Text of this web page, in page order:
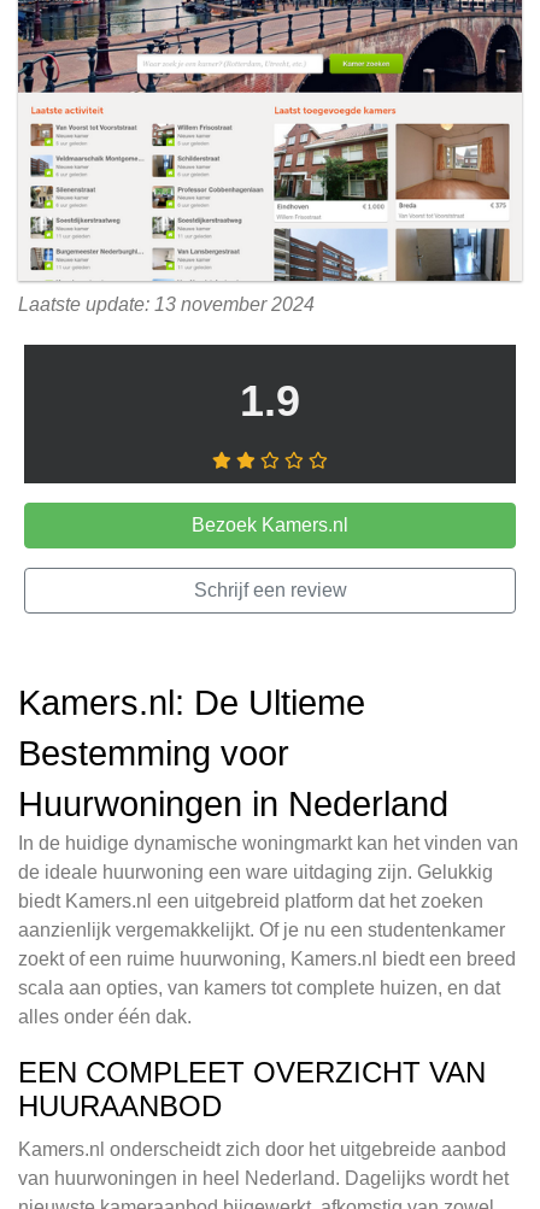
Laatste update: 13 november 2024
1.9
Bezoek Kamers.nl
Schrijf een review
Kamers.nl: De Ultieme
Bestemming voor
Huurwoningen in Nederland
In de huidige dynamische woningmarkt kan het vinden van
de ideale huurwoning een ware uitdaging zijn. Gelukkig
biedt Kamers.nl een uitgebreid platform dat het zoeken
aanzienlijk vergemakkelijkt. Of je nu een studentenkamer
zoekt of een ruime huurwoning, Kamers.nl biedt een breed
scala aan opties, van kamers tot complete huizen, en dat
alles onder één dak.
EEN COMPLEET OVERZICHT VAN
HUURAANBOD
Kamers.nl onderscheidt zich door het uitgebreide aanbod
van huurwoningen in heel Nederland. Dagelijks wordt het